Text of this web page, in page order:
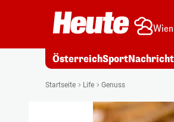
ÖsterreichSport
Startseite Life Genuss1/3